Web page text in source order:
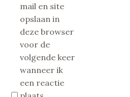
mail en site
opslaan in
deze browser
voor de
volgende keer
wanneer ik
een reactie